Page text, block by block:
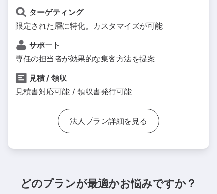
ターゲティング
限定された層に特化。カスタマイズが可能
サポート
専任の担当者が効果的な集客方法を提案
見積 / 領収
見積書対応可能 / 領収書発行可能
法人プラン詳細を見る
どのプランが最適かお悩みですか？